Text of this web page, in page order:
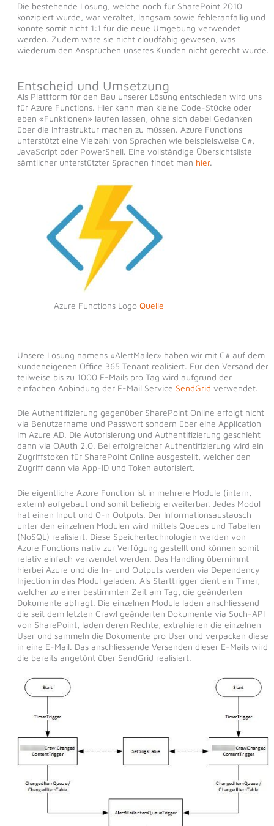
Die bestehende Lösung, welche noch für SharePoint 2010
konzipiert wurde, war veraltet, langsam sowie fehleranfällig und
konnte somit nicht 1:1 für die neue Umgebung verwendet
werden. Zudem wäre sie nicht cloudfähig gewesen, was
wiederum den Ansprüchen unseres Kunden nicht gerecht wurde.
Entscheid und Umsetzung
Als Plattform für den Bau unserer Lösung entschieden wird uns
für Azure Functions. Hier kann man kleine Code-Stücke oder
eben «Funktionen» laufen lassen, ohne sich dabei Gedanken
über die Infrastruktur machen zu müssen. Azure Functions
unterstützt eine Vielzahl von Sprachen wie beispielsweise C#,
JavaScript oder PowerShell. Eine vollständige Übersichtsliste
sämtlicher unterstützter Sprachen findet man hier.
Azure Functions Logo Quelle
Unsere Lösung namens «AlertMailer» haben wir mit C# auf dem
kundeneigenen Office 365 Tenant realisiert. Für den Versand der
teilweise bis zu 1000 E-Mails pro Tag wird aufgrund der
einfachen Anbindung der E-Mail Service SendGrid verwendet.
Die Authentifizierung gegenüber SharePoint Online erfolgt nicht
via Benutzername und Passwort sondern über eine Application
im Azure AD. Die Autorisierung und Authentifizierung geschieht
dann via OAuth 2.0. Bei erfolgreicher Authentifizierung wird ein
Zugriffstoken für SharePoint Online ausgestellt, welcher den
Zugriff dann via App-ID und Token autorisiert.
Die eigentliche Azure Function ist in mehrere Module (intern,
extern) aufgebaut und somit beliebig erweiterbar. Jedes Modul
hat einen Input und 0-n Outputs. Der Informationsaustausch
unter den einzelnen Modulen wird mittels Queues und Tabellen
(NoSQL) realisiert. Diese Speichertechnologien werden von
Azure Functions nativ zur Verfügung gestellt und können somit
relativ einfach verwendet werden. Das Handling übernimmt
hierbei Azure und die In- und Outputs werden via Dependency
Injection in das Modul geladen. Als Starttrigger dient ein Timer,
welcher zu einer bestimmten Zeit am Tag, die geänderten
Dokumente abfragt. Die einzelnen Module laden anschliessend
die seit dem letzten Crawl geänderten Dokumente via Such-API
von SharePoint, laden deren Rechte, extrahieren die einzelnen
User und sammeln die Dokumente pro User und verpacken diese
in eine E-Mail. Das anschliessende Versenden dieser E-Mails wird
die bereits angetönt über SendGrid realisiert.